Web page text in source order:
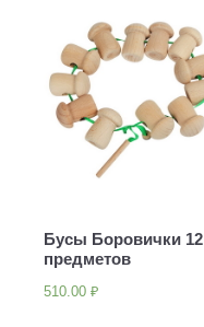
Бусы Боровички 12
предметов
510.00 ₽